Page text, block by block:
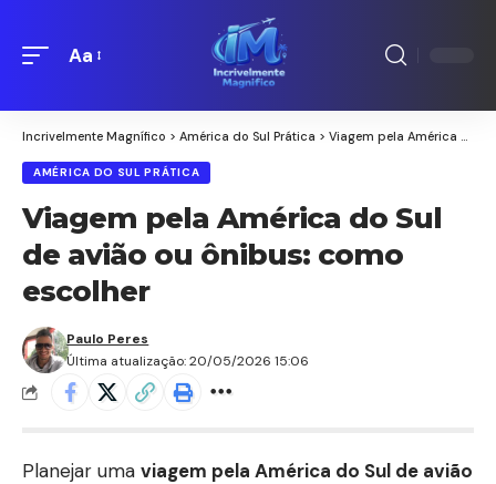
Redimensionamento
fontes
Aa
Incrivelmente Magnífico > América do Sul Prática > Viagem pela América do Sul de avião ou ônibus: como escolher
AMÉRICA DO SUL PRÁTICA
Viagem pela América do Sul
de avião ou ônibus: como
escolher
Última atualização: 20/05/2026 15:06
Paulo Peres
Planejar uma viagem pela América do Sul de avião